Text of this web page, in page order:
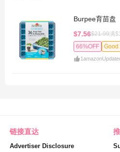
Burpee育苗盘
$7.56$21.99满
66%OFF
Good
1amazon
链接直达
Advertiser Disclosure